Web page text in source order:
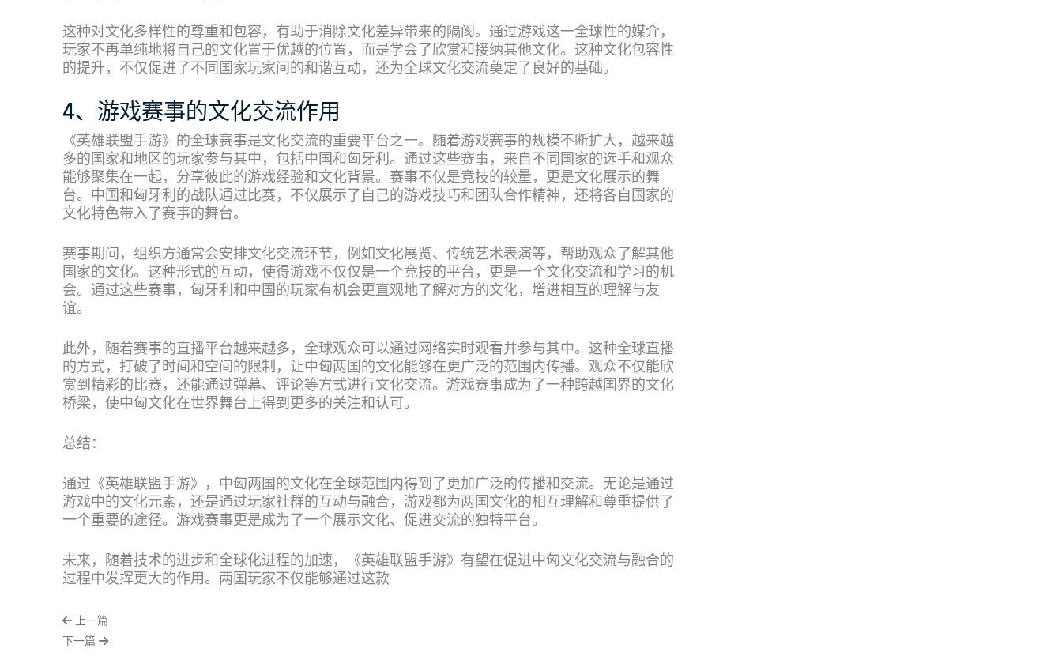
这种对文化多样性的尊重和包容，有助于消除文化差异带来的隔阂。通过游戏这一全球性的媒介，
玩家不再单纯地将自己的文化置于优越的位置，而是学会了欣赏和接纳其他文化。这种文化包容性
的提升，不仅促进了不同国家玩家间的和谐互动，还为全球文化交流奠定了良好的基础。
4、游戏赛事的文化交流作用
《英雄联盟手游》的全球赛事是文化交流的重要平台之一。随着游戏赛事的规模不断扩大，越来越
多的国家和地区的玩家参与其中，包括中国和匈牙利。通过这些赛事，来自不同国家的选手和观众
能够聚集在一起，分享彼此的游戏经验和文化背景。赛事不仅是竞技的较量，更是文化展示的舞
台。中国和匈牙利的战队通过比赛，不仅展示了自己的游戏技巧和团队合作精神，还将各自国家的
文化特色带入了赛事的舞台。
赛事期间，组织方通常会安排文化交流环节，例如文化展览、传统艺术表演等，帮助观众了解其他
国家的文化。这种形式的互动，使得游戏不仅仅是一个竞技的平台，更是一个文化交流和学习的机
会。通过这些赛事，匈牙利和中国的玩家有机会更直观地了解对方的文化，增进相互的理解与友
谊。
此外，随着赛事的直播平台越来越多，全球观众可以通过网络实时观看并参与其中。这种全球直播
的方式，打破了时间和空间的限制，让中匈两国的文化能够在更广泛的范围内传播。观众不仅能欣
赏到精彩的比赛，还能通过弹幕、评论等方式进行文化交流。游戏赛事成为了一种跨越国界的文化
桥梁，使中匈文化在世界舞台上得到更多的关注和认可。
总结：
通过《英雄联盟手游》，中匈两国的文化在全球范围内得到了更加广泛的传播和交流。无论是通过
游戏中的文化元素，还是通过玩家社群的互动与融合，游戏都为两国文化的相互理解和尊重提供了
一个重要的途径。游戏赛事更是成为了一个展示文化、促进交流的独特平台。
未来，随着技术的进步和全球化进程的加速，《英雄联盟手游》有望在促进中匈文化交流与融合的
过程中发挥更大的作用。两国玩家不仅能够通过这款
上一篇
下一篇